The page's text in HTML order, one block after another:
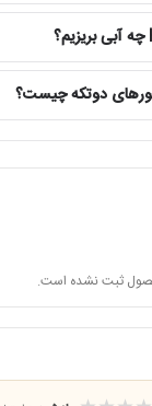
۳.۵ لیتری باعث می‌شود
مجاز مخزن پر کنید.
چرخان و قابل تنظیم
بخار به‌تنهایی معیار
به دیوار، پرده،
ثبت نشده است.